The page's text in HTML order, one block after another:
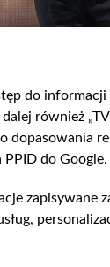
do informacji
również
dopasowania
do Google.
zapisywane